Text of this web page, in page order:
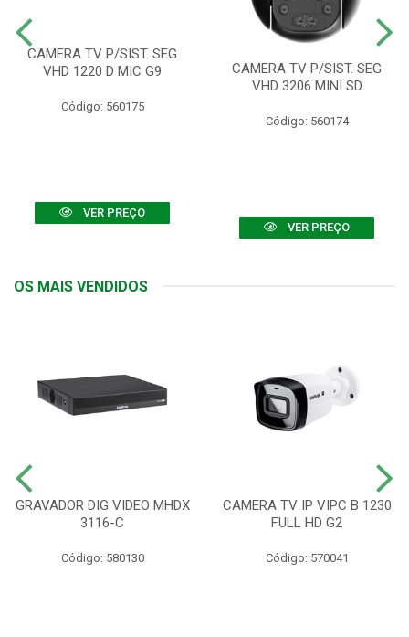
CAMERA TV P/SIST. SEG
VHD 1220 D MIC G9
Código: 560175
VER PREÇO
CAMERA TV P/SIST. SEG
VHD 3206 MINI SD
Código: 560174
VER PREÇO
OS MAIS VENDIDOS
GRAVADOR DIG VIDEO MHDX
3116-C
Código: 580130
CAMERA TV IP VIPC B 1230
FULL HD G2
Código: 570041